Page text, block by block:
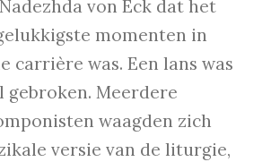
von Eck dat het
momenten in
carrière was. Een lans was
gebroken. Meerdere
waagden zich
versie van de liturgie,